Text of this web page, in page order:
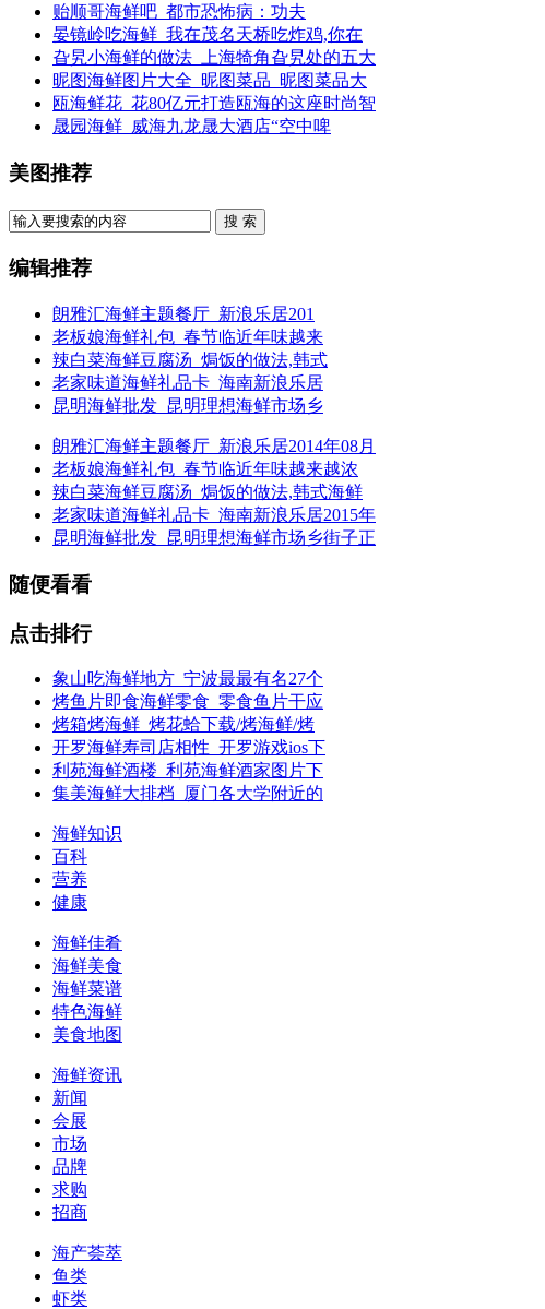
贻顺哥海鲜吧_都市恐怖病：功夫
晏镜岭吃海鲜_我在茂名天桥吃炸鸡,你在
旮旯小海鲜的做法_上海犄角旮旯处的五大
昵图海鲜图片大全_昵图菜品_昵图菜品大
瓯海鲜花_花80亿元打造瓯海的这座时尚智
晟园海鲜_威海九龙晟大酒店“空中啤
美图推荐
搜 索
编辑推荐
朗雅汇海鲜主题餐厅_新浪乐居201
老板娘海鲜礼包_春节临近年味越来
辣白菜海鲜豆腐汤_焗饭的做法,韩式
老家味道海鲜礼品卡_海南新浪乐居
昆明海鲜批发_昆明理想海鲜市场乡
朗雅汇海鲜主题餐厅_新浪乐居2014年08月
老板娘海鲜礼包_春节临近年味越来越浓
辣白菜海鲜豆腐汤_焗饭的做法,韩式海鲜
老家味道海鲜礼品卡_海南新浪乐居2015年
昆明海鲜批发_昆明理想海鲜市场乡街子正
随便看看
点击排行
象山吃海鲜地方_宁波最最有名27个
烤鱼片即食海鲜零食_零食鱼片干应
烤箱烤海鲜_烤花蛤下载/烤海鲜/烤
开罗海鲜寿司店相性_开罗游戏ios下
利苑海鲜酒楼_利苑海鲜酒家图片下
集美海鲜大排档_厦门各大学附近的
海鲜知识
百科
营养
健康
海鲜佳肴
海鲜美食
海鲜菜谱
特色海鲜
美食地图
海鲜资讯
新闻
会展
市场
品牌
求购
招商
海产荟萃
鱼类
虾类